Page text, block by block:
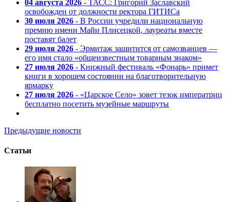
04 августа 2026 - ТАСС: Григорий Заславский
освобожден от должности ректора ГИТИСа
30 июля 2026 - В России учредили национальную
премию имени Майи Плисецкой, лауреаты вместе
поставят балет
29 июля 2026 - Эрмитаж защитится от самозванцев —
его имя стало «общеизвестным товарным знаком»
27 июля 2026 - Книжный фестиваль «Фонарь» примет
книги в хорошем состоянии на благотворительную
ярмарку
27 июля 2026 - «Царское Село» зовет тезок императриц
бесплатно посетить музейные маршруты
Предыдущие новости
Статьи